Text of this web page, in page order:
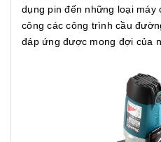
dụng pin đến những loại máy
công các công trình cầu
đáp ứng được mong đợi của